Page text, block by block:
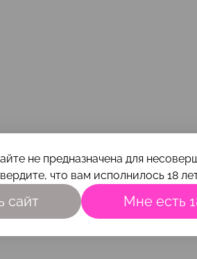
не предназначена для
что вам исполнилось 18
сайт Мне есть